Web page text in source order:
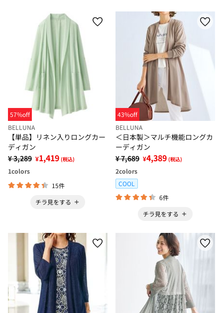
57%off
BELLUNA
【単品】リネン入りロングカー
ディガン
¥ 3,289 ¥1,419 (税込)
1colors
15件
チラ見をする
43%off
BELLUNA
＜日本製＞マルチ機能ロングカ
ーディガン
¥ 7,689 ¥4,389 (税込)
2colors
COOL
6件
チラ見をする